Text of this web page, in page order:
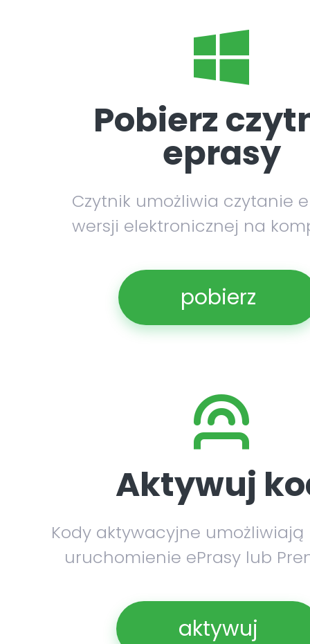
Pobierz
eprasy
Czytnik umożliwia czytanie
wersji elektronicznej na
pobierz
Aktywuj
Kody aktywacyjne umożliwiają
uruchomienie ePrasy lub
aktywuj